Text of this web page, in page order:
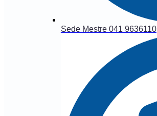
Sede Mestre 041 9636110